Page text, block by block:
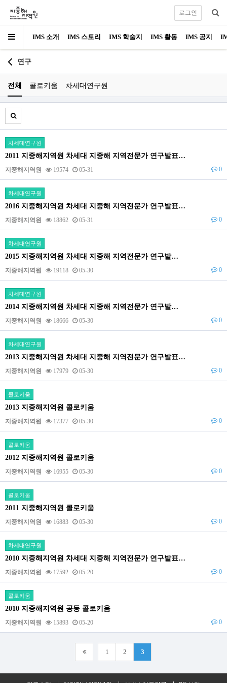
IMS 소개 IMS 스토리 IMS 학술지 IMS 활동 IMS 공지
로그인
연구
전체 콜로키움 차세대연구원
차세대연구원
2011 지중해지역원 차세대 지중해 지역전문가 연구발표…
지중해지역원 19574 05-31 0
차세대연구원
2016 지중해지역원 차세대 지중해 지역전문가 연구발표…
지중해지역원 18862 05-31 0
차세대연구원
2015 지중해지역원 차세대 지중해 지역전문가 연구발…
지중해지역원 19118 05-30 0
차세대연구원
2014 지중해지역원 차세대 지중해 지역전문가 연구발…
지중해지역원 18666 05-30 0
차세대연구원
2013 지중해지역원 차세대 지중해 지역전문가 연구발표…
지중해지역원 17979 05-30 0
콜로키움
2013 지중해지역원 콜로키움
지중해지역원 17377 05-30 0
콜로키움
2012 지중해지역원 콜로키움
지중해지역원 16955 05-30 0
콜로키움
2011 지중해지역원 콜로키움
지중해지역원 16883 05-30 0
차세대연구원
2010 지중해지역원 차세대 지중해 지역전문가 연구발표…
지중해지역원 17592 05-20 0
콜로키움
2010 지중해지역원 공동 콜로키움
지중해지역원 15893 05-20 0
1 2 3